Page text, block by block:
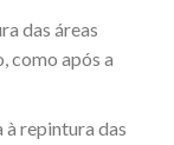
das áreas
como após a
repintura das